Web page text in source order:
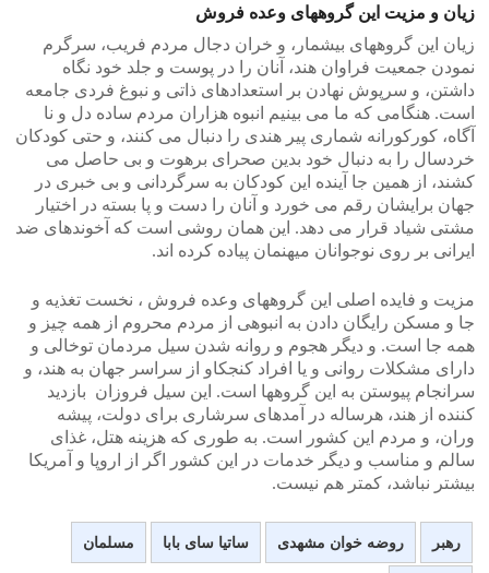
زیان و مزیت این گروههای وعده فروش
زیان این گروههای بیشمار، و خران دجال مردم فریب، سرگرم
نمودن جمعیت فراوان هند، آنان را در پوست و جلد خود نگاه
داشتن، و سرپوش نهادن بر استعدادهای ذاتی و نبوغ فردی جامعه
است. هنگامی که ما می بینیم انبوه هزاران مردم ساده دل و نا
آگاه، کورکورانه شماری پیر هندی را دنبال می کنند، و حتی کودکان
خردسال را به دنبال خود بدین صحرای برهوت و بی حاصل می
کشند، از همین جا آینده این کودکان به سرگردانی و بی خبری در
جهان برایشان رقم می خورد و آنان را دست و پا بسته در اختیار
مشتی شیاد قرار می دهد. این همان روشی است که آخوندهای ضد
ایرانی بر روی نوجوانان میهنمان پیاده کرده اند.
مزیت و فایده اصلی این گروههای وعده فروش ، نخست تغذیه و
جا و مسکن رایگان دادن به انبوهی از مردم محروم از همه چیز و
همه جا است. و دیگر هجوم و روانه شدن سیل مردمان توخالی و
دارای مشکلات روانی و یا افراد کنجکاو از سراسر جهان به هند، و
سرانجام پیوستن به این گروهها است. این سیل فروزان بازدید
کننده از هند، هرساله در آمدهای سرشاری برای دولت، پیشه
وران، و مردم این کشور است. به طوری که هزینه هتل، غذای
سالم و مناسب و دیگر خدمات در این کشور اگر از اروپا و آمریکا
بیشتر نباشد، کمتر هم نیست.
رهبر روضه خوان مشهدی ساتیا سای بابا مسلمان